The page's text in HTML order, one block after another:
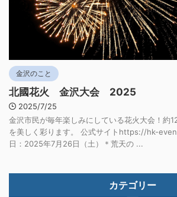
金沢のこと
北國花火 金沢大会 2025
2025/7/25
金沢市民が毎年楽しみにしている花火大会！約
を美しく彩ります。 公式サイトhttps://hk-
日：2025年7月26日（土）＊荒天の ...
カテゴリー